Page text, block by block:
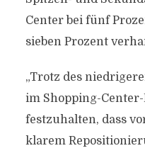
Center bei fünf
sieben Prozent
„Trotz des
im Shopping-
festzuhalten, dass
klarem